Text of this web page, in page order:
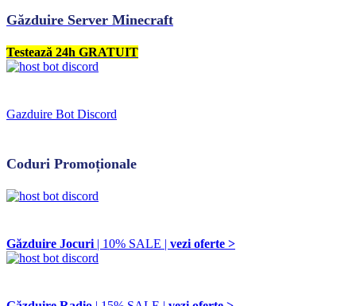
Găzduire Server Minecraft
Testează 24h GRATUIT
Gazduire Bot Discord
Coduri Promoționale
Găzduire Jocuri | 10% SALE | vezi oferte >